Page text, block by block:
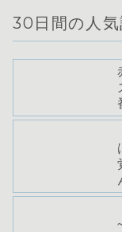
30日間の人気